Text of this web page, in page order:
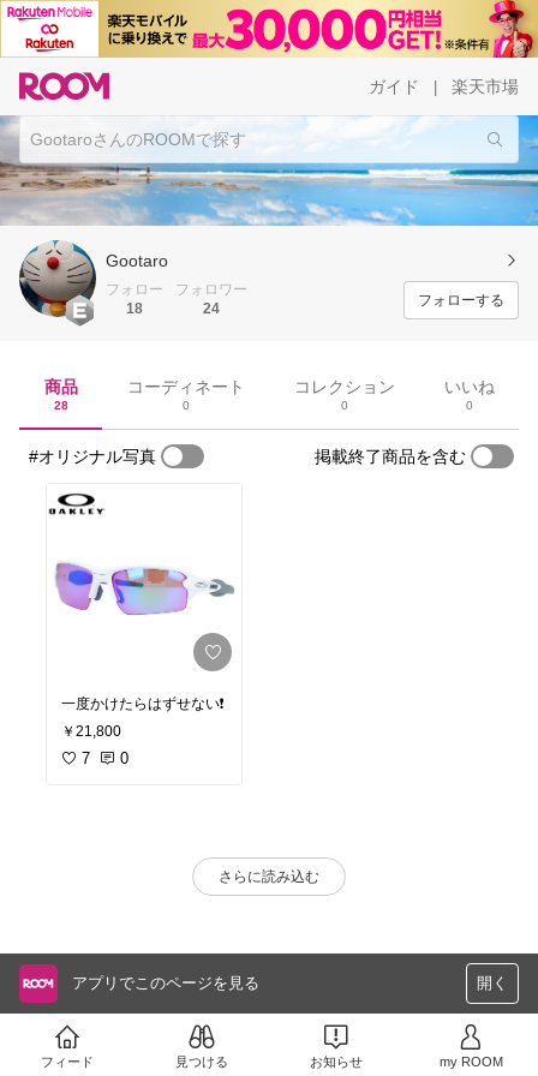
ガイド 楽天市場
Gootaro
フォロー
18
フォロワー
24
フォローする
商品
28
コーディネート
0
コレクション
0
いいね
0
#オリジナル写真 掲載終了商品を含む
一度かけたらはずせない❗
￥21,800
7 0
さらに読み込む
アプリでこのページを見る 開く
フィード 見つける お知らせ my ROOM